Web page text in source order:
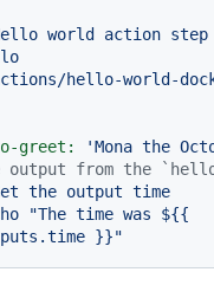
world action step
hello-world-
greet:
'Mona the
output from the
the output time
"The time was ${{
}}"